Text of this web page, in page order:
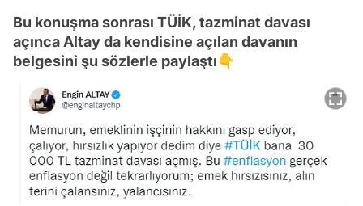
Bu konuşma sonrası TÜİK, tazminat davası
açınca Altay da kendisine açılan davanın
belgesini şu sözlerle paylaştı👇